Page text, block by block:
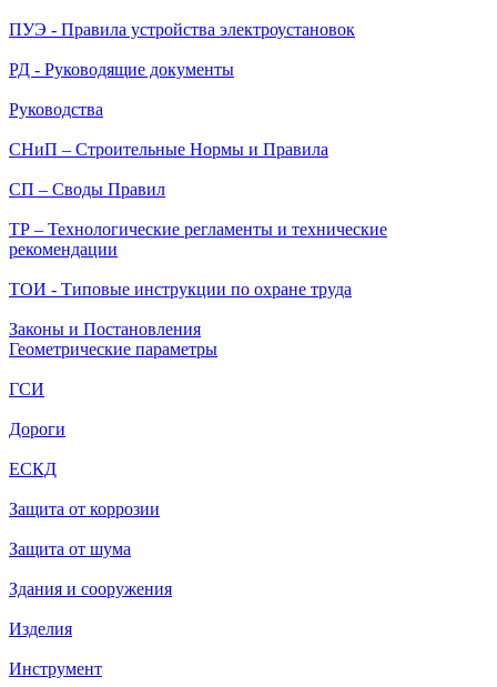
ПУЭ - Правила устройства электроустановок
РД - Руководящие документы
Руководства
СНиП – Строительные Нормы и Правила
СП – Своды Правил
ТР – Технологические регламенты и технические
рекомендации
ТОИ - Типовые инструкции по охране труда
Законы и Постановления
Геометрические параметры
ГСИ
Дороги
ЕСКД
Защита от коррозии
Защита от шума
Здания и сооружения
Изделия
Инструмент